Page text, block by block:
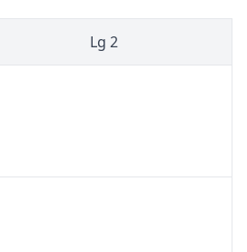
Lg 2